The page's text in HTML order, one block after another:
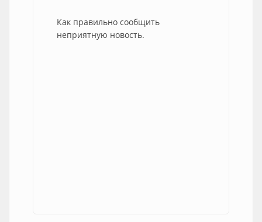
Как правильно сообщить
неприятную новость.